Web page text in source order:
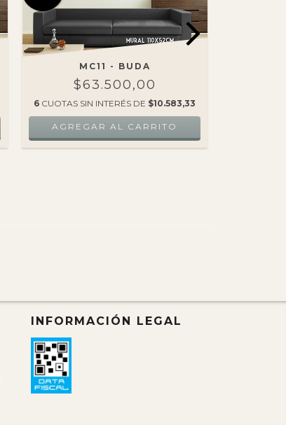
MC11 - BUDA
$63.500,00
6 CUOTAS SIN INTERÉS DE $10.583,33
INFORMACIÓN LEGAL